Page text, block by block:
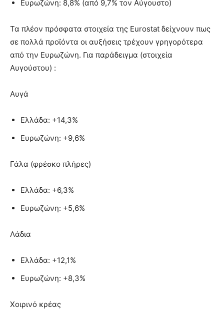
Ευρωζώνη: 8,8% (από 9,7% τον Αύγουστο)
Τα πλέον πρόσφατα στοιχεία της Eurostat δείχνουν πως
σε πολλά προϊόντα οι αυξήσεις τρέχουν γρηγορότερα
από την Ευρωζώνη. Για παράδειγμα (στοιχεία
Αυγούστου) :
Αυγά
Ελλάδα: +14,3%
Ευρωζώνη: +9,6%
Γάλα (φρέσκο πλήρες)
Ελλάδα: +6,3%
Ευρωζώνη: +5,6%
Λάδια
Ελλάδα: +12,1%
Ευρωζώνη: +8,3%
Χοιρινό κρέας